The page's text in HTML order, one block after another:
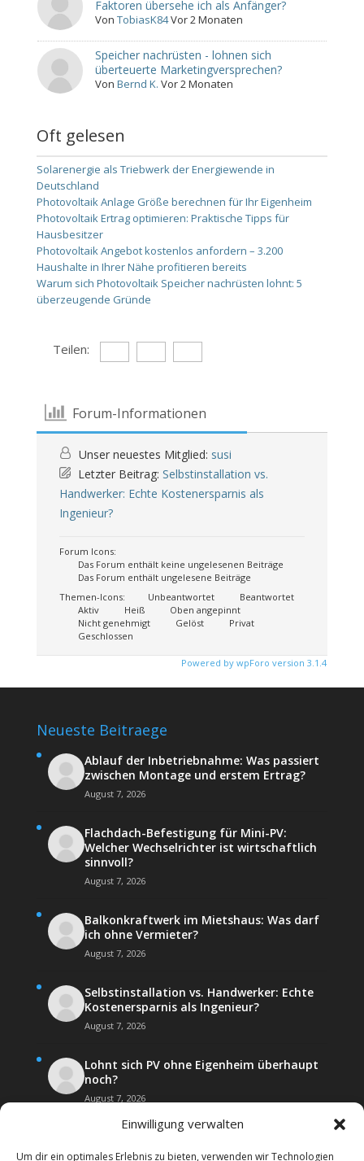
Einwilligung verwalten
Um dir ein optimales Erlebnis zu bieten, verwenden wir Technologien
Faktoren übersehe ich als Anfänger?
VonTobiasK84Vor 2 Monaten
Speicher nachrüsten - lohnen sich
überteuerte Marketingversprechen?
VonBernd K. Vor 2 Monaten
Oft gelesen
Solarenergie als Triebwerk der Energiewende in
Deutschland
Photovoltaik Anlage Größe berechnen für Ihr Eigenheim
Photovoltaik Ertrag optimieren: Praktische Tipps für
Hausbesitzer
Photovoltaik Angebot kostenlos anfordern – 3.200
Haushalte in Ihrer Nähe profitieren bereits
Warum sich Photovoltaik Speicher nachrüsten lohnt: 5
überzeugende Gründe
Teilen:
Forum-Informationen
Unser neuestes Mitglied: susi
Letzter Beitrag: Selbstinstallation vs.
Handwerker: Echte Kostenersparnis als
Ingenieur?
Forum Icons:
Das Forum enthält keine ungelesenen Beiträge
Das Forum enthält ungelesene Beiträge
Themen-Icons:
Unbeantwortet
Beantwortet
Aktiv
Heiß
Oben angepinnt
Nicht genehmigt
Gelöst
Privat
Geschlossen
Powered by wpForo version 3.1.4
Neueste Beitraege
Ablauf der Inbetriebnahme: Was passiert
zwischen Montage und erstem Ertrag?
August 7, 2026
Flachdach-Befestigung für Mini-PV:
Welcher Wechselrichter ist wirtschaftlich
sinnvoll?
August 7, 2026
Balkonkraftwerk im Mietshaus: Was darf
ich ohne Vermieter?
August 7, 2026
Selbstinstallation vs. Handwerker: Echte
Kostenersparnis als Ingenieur?
August 7, 2026
Lohnt sich PV ohne Eigenheim überhaupt
noch?
August 7, 2026